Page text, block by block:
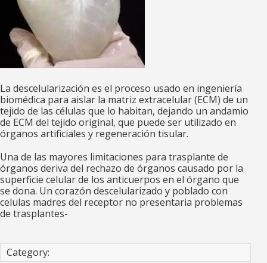
La descelularización es el proceso usado en ingeniería
biomédica para aislar la matriz extracelular (ECM) de un
tejido de las células que lo habitan, dejando un andamio
de ECM del tejido original, que puede ser utilizado en
órganos artificiales y regeneración tisular.
Una de las mayores limitaciones para trasplante de
órganos deriva del rechazo de órganos causado por la
superficie celular de los anticuerpos en el órgano que
se dona. Un corazón descelularizado y poblado con
celulas madres del receptor no presentaria problemas
de trasplantes-
Category: